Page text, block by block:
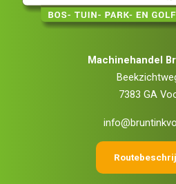
Machinehandel
7383 GA